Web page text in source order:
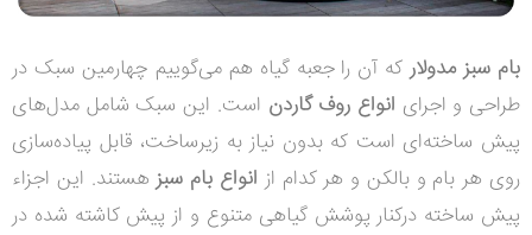
بام سبز مدولارکه آن را جعبه گیاه هم می‌گوییم چهارمین سبک در
طراحی و اجرای انواع روف گاردن است. این سبک شامل مدل‌های
پیش ساخته‌ای است که بدون نیاز به زیرساخت، قابل پیاده‌سازی
روی هر بام و بالکن و هر کدام از انواع بام سبزهستند. این اجزاء
پیش ساخته درکنار پوشش گیاهی متنوع و از پیش کاشته شده در